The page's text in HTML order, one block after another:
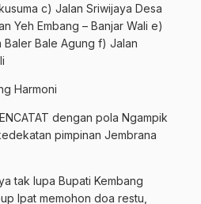
c) Jalan Sriwijaya Desa
Yeh Embang – Banjar Wali e)
Baler Bale Agung f) Jalan
Harmoni
dengan pola Ngampik
pimpinan Jembrana
tak lupa Bupati Kembang
Ipat memohon doa restu,